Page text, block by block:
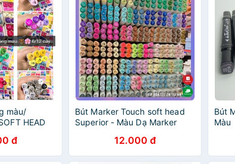
màu/
HEAD
đ
Bút Marker Touch soft head
Superior - Màu Dạ Marker
12.000 đ
Bút
Màu